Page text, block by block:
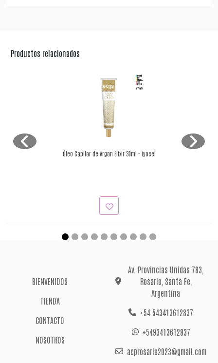
Productos relacionados
Óleo Capilar de Argan Elixir 30ml - Iyosei
BIENVENIDOS
TIENDA
CONTACTO
NOSOTROS
Av. Provincias Unidas 783,
Rosario, Santa Fe,
Argentina
+54 543413612837
+5493413612837
acprosario2023@gmail.com